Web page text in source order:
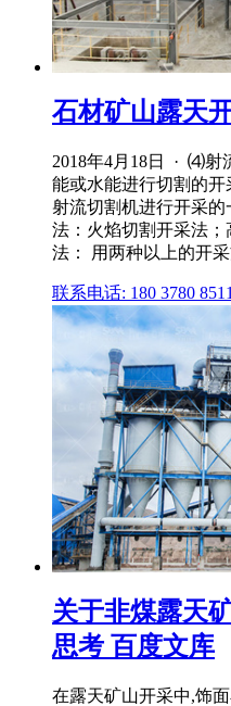
石材矿山露天
2018年4月18日 · ⑷射
能或水能进行切割的
射流切割机进行开采
法：火焰切割开采法
法： 用两种以上的开
联系电话: 180 3780 8511
关于非煤露天
思考 百度文库
在露天矿山开采中,饰